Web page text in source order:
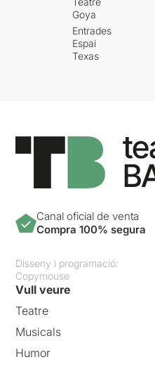
Goya
Entrades
Espai
Texas
Canal oficial de venta
Compra 100% segura
Disseny i programació:
Copymouse
Vull veure
Teatre
Musicals
Humor